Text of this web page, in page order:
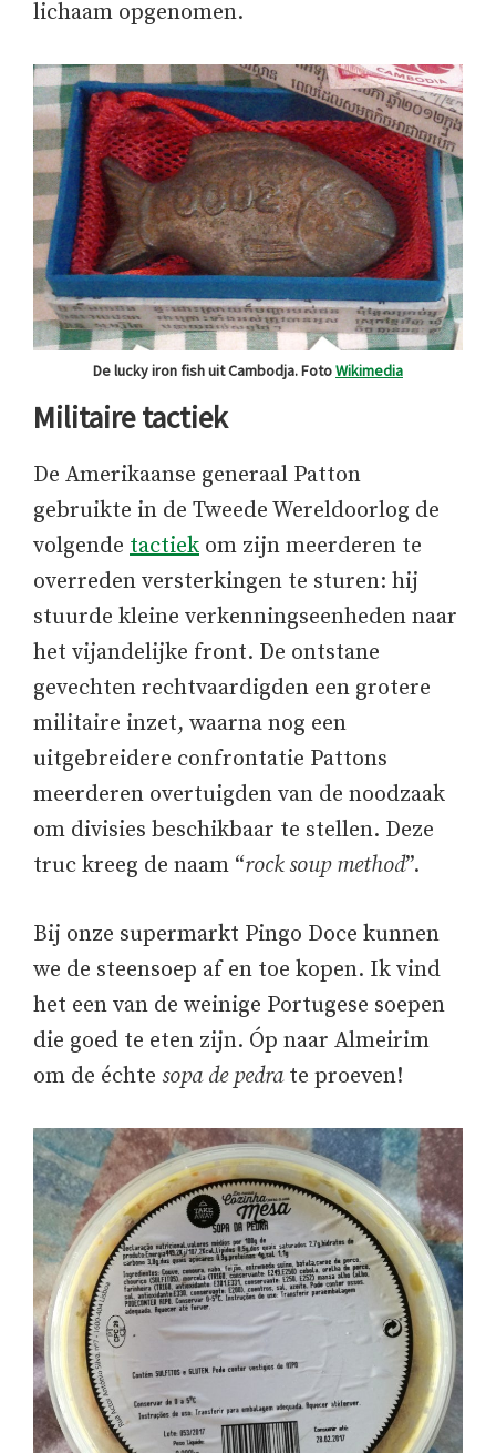
lichaam opgenomen.
De lucky iron fish uit Cambodja. FotoWikimedia
Militaire tactiek
De Amerikaanse generaal Patton
gebruikte in de Tweede Wereldoorlog de
volgende tactiek om zijn meerderen te
overreden versterkingen te sturen: hij
stuurde kleine verkenningseenheden naar
het vijandelijke front. De ontstane
gevechten rechtvaardigden een grotere
militaire inzet, waarna nog een
uitgebreidere confrontatie Pattons
meerderen overtuigden van de noodzaak
om divisies beschikbaar te stellen. Deze
truc kreeg de naam “rock soup method”.
Bij onze supermarkt Pingo Doce kunnen
we de steensoep af en toe kopen. Ik vind
het een van de weinige Portugese soepen
die goed te eten zijn. Óp naar Almeirim
om de échte sopa de pedrate proeven!